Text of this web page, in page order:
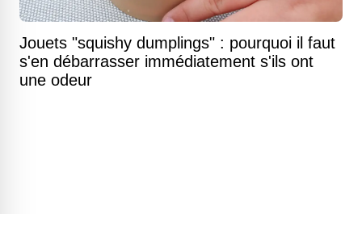
Jouets "squishy dumplings" : pourquoi il faut
s'en débarrasser immédiatement s'ils ont
une odeur